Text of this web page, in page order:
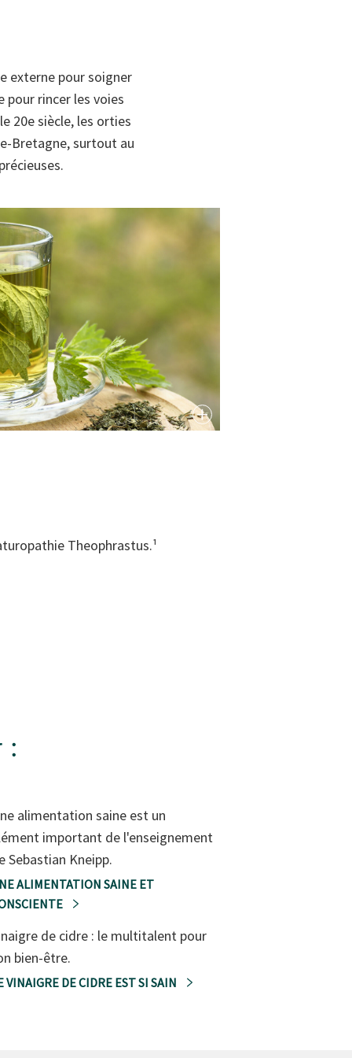
externe pour soigner
pour rincer les voies
20e siècle, les orties
Bretagne, surtout au
Theophrastus.¹
:
alimentation saine est un
important de l'enseignement
Sebastian Kneipp.
ALIMENTATION SAINE ET
de cidre : le multitalent pour
bien-être.
VINAIGRE DE CIDRE EST SI SAIN